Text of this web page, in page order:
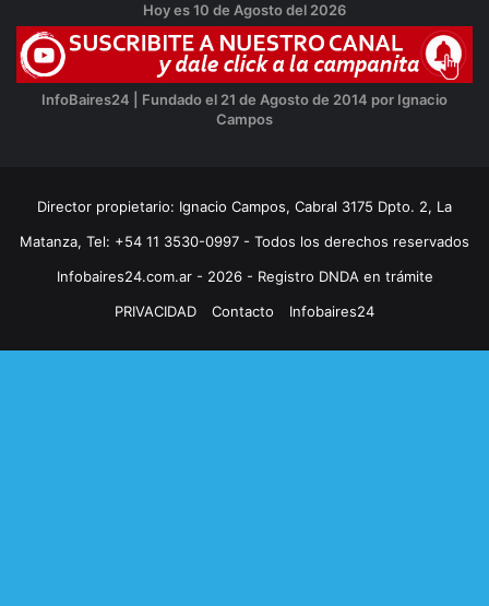
Hoy es 10 de Agosto del 2026
InfoBaires24 | Fundado el 21 de Agosto de 2014 por Ignacio
Campos
Director propietario: Ignacio Campos, Cabral 3175 Dpto. 2, La
Matanza, Tel: +54 11 3530-0997 - Todos los derechos reservados
Infobaires24.com.ar - 2026 - Registro DNDA en trámite
PRIVACIDAD
Contacto Infobaires24